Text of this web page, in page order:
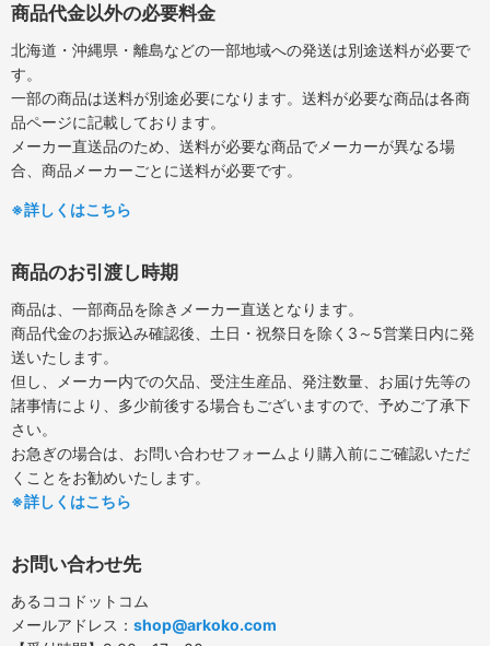
商品代金以外の必要料金
北海道・沖縄県・離島などの一部地域への発送は別途送料が必要で
す。
一部の商品は送料が別途必要になります。送料が必要な商品は各商
品ページに記載しております。
メーカー直送品のため、送料が必要な商品でメーカーが異なる場
合、商品メーカーごとに送料が必要です。
※詳しくはこちら
商品のお引渡し時期
商品は、一部商品を除きメーカー直送となります。
商品代金のお振込み確認後、土日・祝祭日を除く3～5営業日内に発
送いたします。
但し、メーカー内での欠品、受注生産品、発注数量、お届け先等の
諸事情により、多少前後する場合もございますので、予めご了承下
さい。
お急ぎの場合は、お問い合わせフォームより購入前にご確認いただ
くことをお勧めいたします。
※詳しくはこちら
お問い合わせ先
あるココドットコム
メールアドレス： shop@arkoko.com